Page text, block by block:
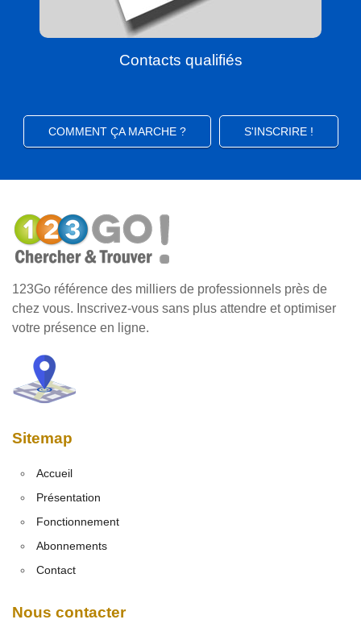
Contacts qualifiés
COMMENT ÇA MARCHE ? S'INSCRIRE !
123Go référence des milliers de professionnels près de
chez vous. Inscrivez-vous sans plus attendre et optimiser
votre présence en ligne.
Sitemap
Accueil
Présentation
Fonctionnement
Abonnements
Contact
Nous contacter